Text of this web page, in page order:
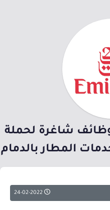
وظائف شاغرة لحملة
المطار بالدمام